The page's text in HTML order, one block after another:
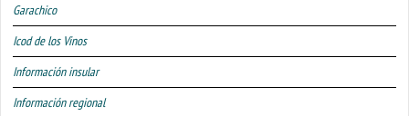
Garachico
Icod de los Vinos
Información insular
Información regional